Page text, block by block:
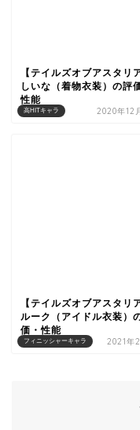
高HITキャラ
【テイルズオブアスタリ
しいな（着物衣装）の評
性能
2020年12
フィニッシャーキャラ
【テイルズオブアスタリ
ルーク（アイドル衣装）
価・性能
2021年